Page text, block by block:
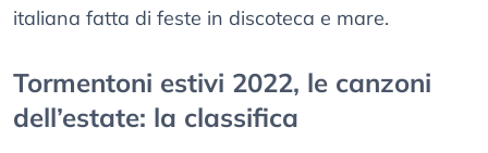
italiana fatta di feste in discoteca e mare.
Tormentoni estivi 2022, le canzoni
dell’estate: la classifica